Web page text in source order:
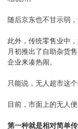
随后京东也不甘示弱
此外，传统零售业中
月初推出了自助杂货
企业来凑热闹。
只能说，无人超市这
目前，市面上的无人
第一种就是相对简单